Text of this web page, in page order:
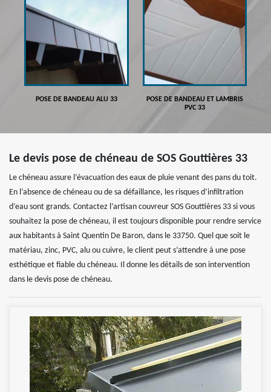
POSE DE BANDEAU ALU 33
POSE DE BANDEAU ET LAMBRIS
PVC 33
Le devis pose de chéneau de SOS Gouttières 33
Le chéneau assure l’évacuation des eaux de pluie venant des pans du toit.
En l’absence de chéneau ou de sa défaillance, les risques d’infiltration
d’eau sont grands. Contactez l’artisan couvreur SOS Gouttières 33 si vous
souhaitez la pose de chéneau, il est toujours disponible pour rendre service
aux habitants à Saint Quentin De Baron, dans le 33750. Quel que soit le
matériau, zinc, PVC, alu ou cuivre, le client peut s’attendre à une pose
esthétique et fiable du chéneau. Il donne les détails de son intervention
dans le devis pose de chéneau.